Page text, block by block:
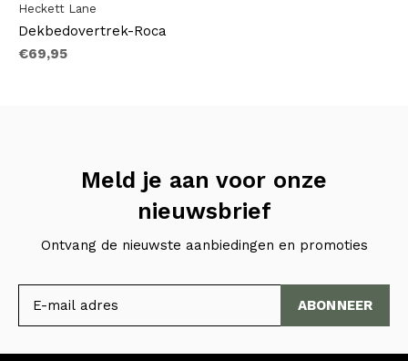
Heckett Lane
Dekbedovertrek-Roca
€69,95
Meld je aan voor onze
nieuwsbrief
Ontvang de nieuwste aanbiedingen en promoties
ABONNEER